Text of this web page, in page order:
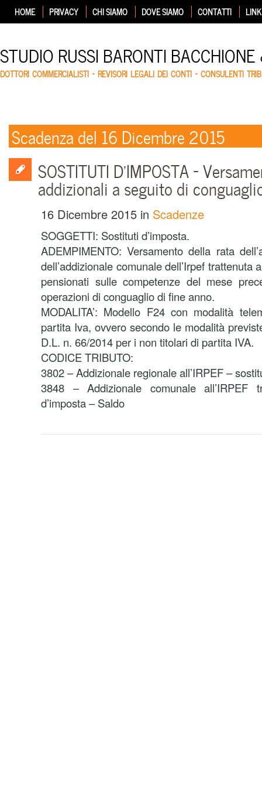
HOME PRIVACY CHI SIAMO DOVE SIAMO CONTATTI LINK
STUDIO RUSSI BARONTI
DOTTORI COMMERCIALISTI – REVISORI LEGALI DEI CONTI – CONSULENTI
Scadenza del 16 Dicembre 2015
SOSTITUTI D’IMPOSTA –
addizionali a seguito di
16 Dicembre 2015 in Scadenze
SOGGETTI: Sostituti d’imposta.
ADEMPIMENTO: Versamento della rata
dell’addizionale comunale dell’Irpef trattenuta
pensionati sulle competenze del mese
operazioni di conguaglio di fine anno.
MODALITA’: Modello F24 con modalità
partita Iva, ovvero secondo le modalità
D.L. n. 66/2014 per i non titolari di partita IVA.
CODICE TRIBUTO:
3802 – Addizionale regionale all’IRPEF –
3848 – Addizionale comunale all’IRPEF
d’imposta – Saldo